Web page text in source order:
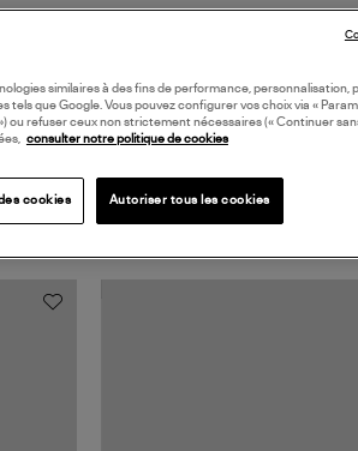
similaires à des fins de performance, personnalisation,
tels que Google. Vous pouvez configurer vos choix via «
ou refuser ceux non strictement nécessaires (« Continuer
consulter notre politique de cookies
cookies Autoriser tous les cookies